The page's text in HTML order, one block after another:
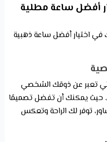
أفضل ساعة مطلية
اختيار أفضل ساعة ذهبية
تعبر عن ذوقك الشخصي
حيث يمكنك أن تفضل تصميمًا
توفر لك الراحة وتعكس